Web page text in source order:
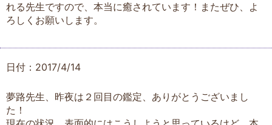
れる先生ですので、本当に癒されています！またぜひ、よ
ろしくお願いします。
日付：2017/4/14
夢路先生、昨夜は２回目の鑑定、ありがとうございまし
た！